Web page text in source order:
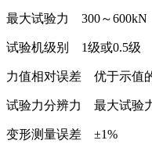
最大试验力 300～
试验机级别 1级或0.5级
力值相对误差 优于示值
试验力分辨力 最大试验
变形测量误差 ±1%